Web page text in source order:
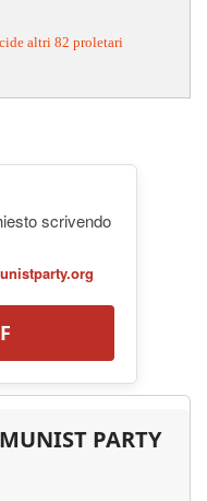
altri 82 proletari
scrivendo
PARTY